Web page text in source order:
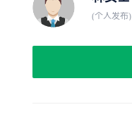
(个人发布)